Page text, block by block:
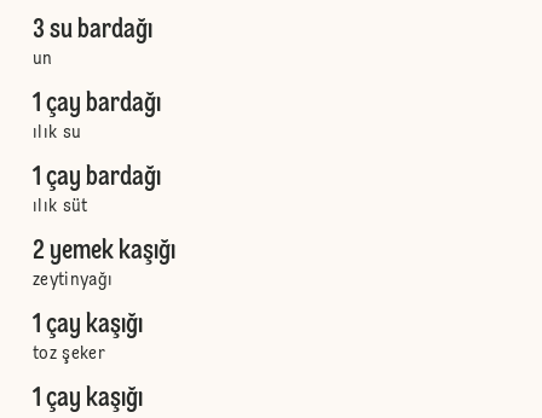
3 su bardağı
un
1 çay bardağı
ılık su
1 çay bardağı
ılık süt
2 yemek kaşığı
zeytinyağı
1 çay kaşığı
toz şeker
1 çay kaşığı